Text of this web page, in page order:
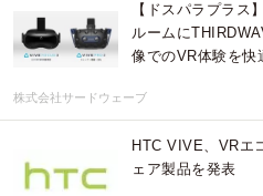
【ドスパラプラス
ルームに
像でのVR体験を快
株式会社サードウェーブ
HTC VIVE、VRエ
ェア製品を発表